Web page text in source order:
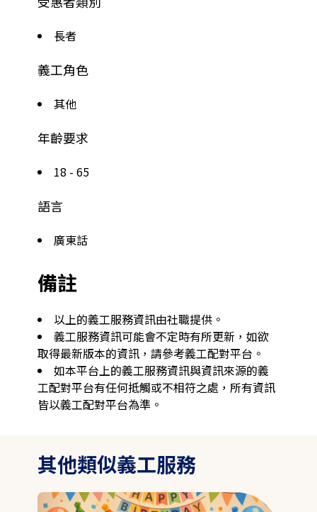
長者
義工角色
其他
年齡要求
18 - 65
語言
廣東話
備註
以上的義工服務資訊由社職提供。
義工服務資訊可能會不定時有所更新，如欲
取得最新版本的資訊，請參考義工配對平台。
如本平台上的義工服務資訊與資訊來源的義
工配對平台有任何抵觸或不相符之處，所有資訊
皆以義工配對平台為準。
其他類似義工服務